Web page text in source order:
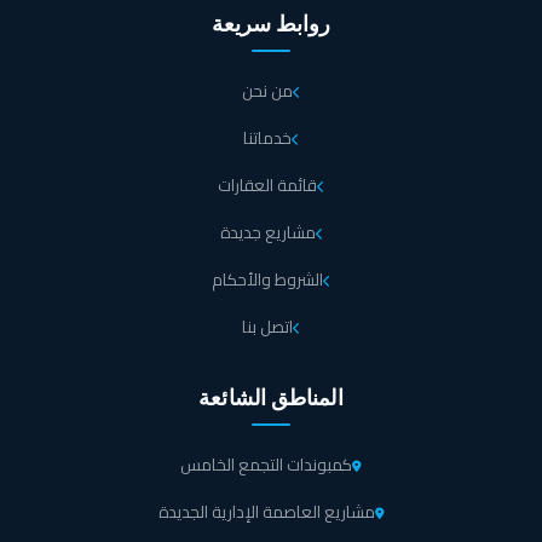
تتوفر خدمة الواي فاي السريع التي تساعد على إنجاز الأعمال في
جراجات واسعة تستوعب عدد كبير من السيارات لمنع حدوث الازدحام أمام
صالات انتظار مصممة بشكل أنيق لاستقبال كبار الزوار داخل مول ايفولف
منطقة ألعاب مميزة خاصة بالأطفال لتسلية أوقاتهم.
يحافظ على الهواء منعش ونظيف في مول ايفولف العاصمة الإدارية.
تناول وجبتك المميزة ومشروبك المفضل داخل مجموعة من المطاعم
روابط سريعة
من نحن
خدماتنا
قائمة العقارات
مشاريع جديدة
الشروط والأحكام
اتصل بنا
المناطق الشائعة
كمبوندات التجمع الخامس
مشاريع العاصمة الإدارية الجديدة